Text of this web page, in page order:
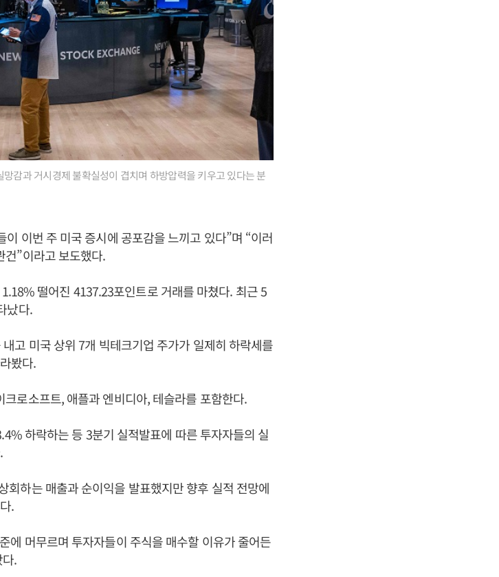
감과 거시경제 불확실성이 겹치며 하방압력을 키우고 있다는 분
이번 주 미국 증시에 공포감을 느끼고 있다”며 “이러
건”이라고 보도했다.
떨어진 4137.23포인트로 거래를 마쳤다. 최근 5
났다.
고 미국 상위 7개 빅테크기업 주가가 일제히 하락세를
봤다.
로소프트, 애플과 엔비디아, 테슬라를 포함한다.
하락하는 등 3분기 실적발표에 따른 투자자들의 실
회하는 매출과 순이익을 발표했지만 향후 실적 전망에
.
에 머무르며 투자자들이 주식을 매수할 이유가 줄어든
.